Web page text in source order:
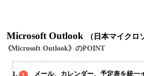
Microsoft Outlook （日本マイクロ
《Microsoft Outlook》のPOINT
メール、カレンダー、予定表を統一